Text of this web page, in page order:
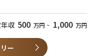
がある方
ある方
収 500 万円 ~ 1,000 万円
ー